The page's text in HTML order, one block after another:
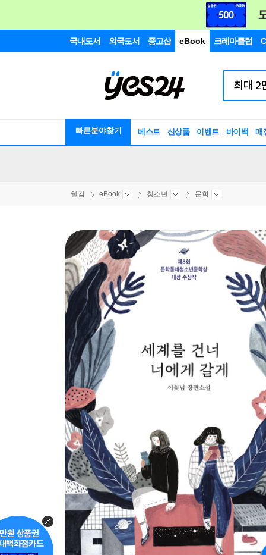
국내도서 외국도서 중고샵 eBook 크레마클럽
빠른분야찾기 베스트 신상품 이벤트 바이백 매
웰컴 eBook 청소년 문학